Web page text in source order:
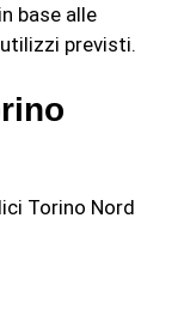
base alle
previsti.
Torino Nord